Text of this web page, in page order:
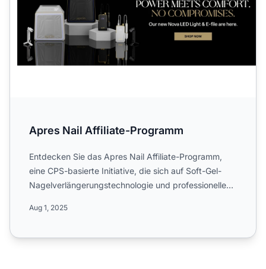
Apres Nail Affiliate-Programm
Entdecken Sie das Apres Nail Affiliate-Programm,
eine CPS-basierte Initiative, die sich auf Soft-Gel-
Nagelverlängerungstechnologie und professionelle
Aug 1, 2025